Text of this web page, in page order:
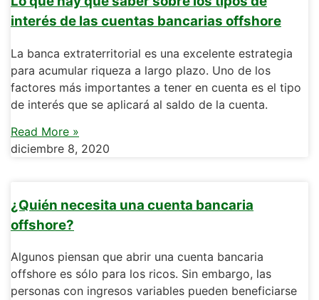
interés de las cuentas bancarias offshore
La banca extraterritorial es una excelente estrategia
para acumular riqueza a largo plazo. Uno de los
factores más importantes a tener en cuenta es el tipo
de interés que se aplicará al saldo de la cuenta.
Read More »
diciembre 8, 2020
¿Quién necesita una cuenta bancaria
offshore?
Algunos piensan que abrir una cuenta bancaria
offshore es sólo para los ricos. Sin embargo, las
personas con ingresos variables pueden beneficiarse